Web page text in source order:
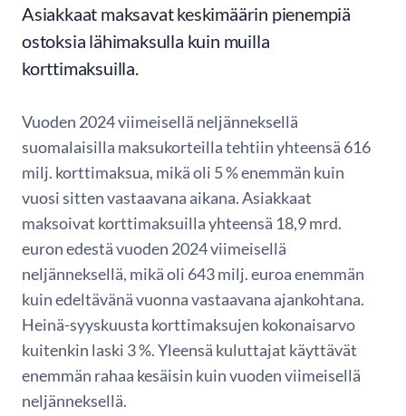
Asiakkaat maksavat keskimäärin pienempiä
ostoksia lähimaksulla kuin muilla
korttimaksuilla.
Vuoden 2024 viimeisellä neljänneksellä
suomalaisilla maksukorteilla tehtiin yhteensä 616
milj. korttimaksua, mikä oli 5 % enemmän kuin
vuosi sitten vastaavana aikana. Asiakkaat
maksoivat korttimaksuilla yhteensä 18,9 mrd.
euron edestä vuoden 2024 viimeisellä
neljänneksellä, mikä oli 643 milj. euroa enemmän
kuin edeltävänä vuonna vastaavana ajankohtana.
Heinä-syyskuusta korttimaksujen kokonaisarvo
kuitenkin laski 3 %. Yleensä kuluttajat käyttävät
enemmän rahaa kesäisin kuin vuoden viimeisellä
neljänneksellä.